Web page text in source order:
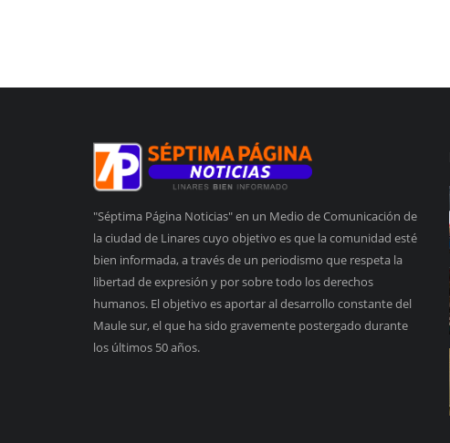
"Séptima Página Noticias" en un Medio de Comunicación de
la ciudad de Linares cuyo objetivo es que la comunidad esté
bien informada, a través de un periodismo que respeta la
libertad de expresión y por sobre todo los derechos
humanos. El objetivo es aportar al desarrollo constante del
Maule sur, el que ha sido gravemente postergado durante
los últimos 50 años.